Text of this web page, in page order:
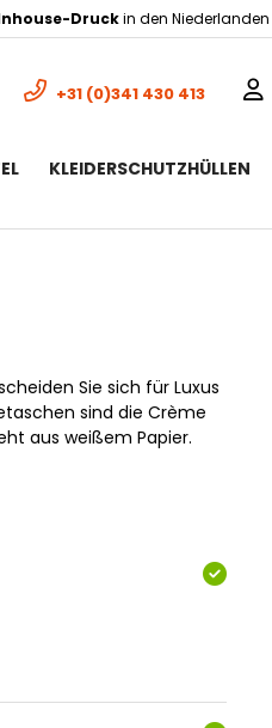
Druckin den Niederlanden
+31 (0)341 430 413
KLEIDERSCHUTZHÜLLEN
Sie sich für Luxus
sind die Crème
aus weißem Papier.